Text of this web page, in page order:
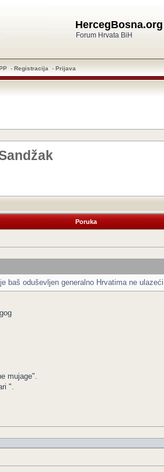
HercegBosna.org
Forum Hrvata BiH
- Registracija - Prijava
Poruka
baš oduševljen generalno Hrvatima ne
mujage".
".